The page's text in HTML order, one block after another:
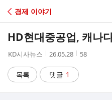
C
A
경제 이야기
HD현대중공업, 캐나
작
자
KD시사뉴스
작
시
간
26.05.28
조
58
목록 댓글 1